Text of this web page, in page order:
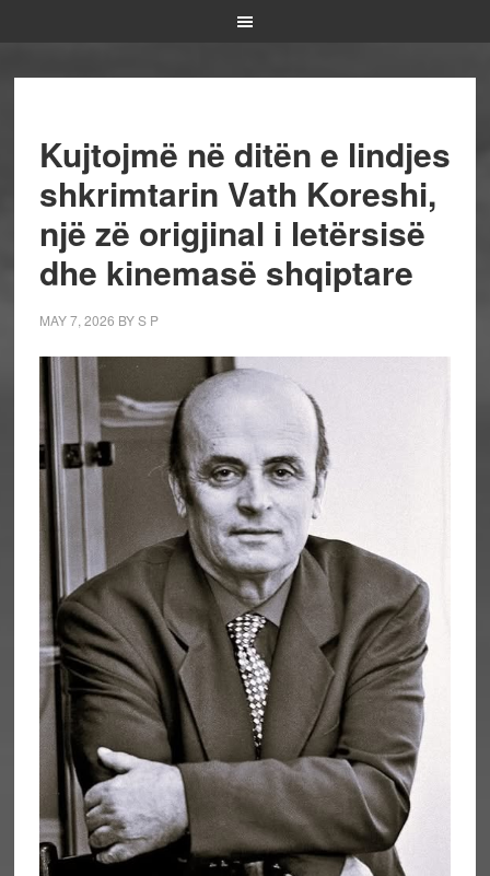
Kujtojmë në ditën e lindjes
shkrimtarin Vath Koreshi,
një zë origjinal i letërsisë
dhe kinemasë shqiptare
MAY 7, 2026 BYS P